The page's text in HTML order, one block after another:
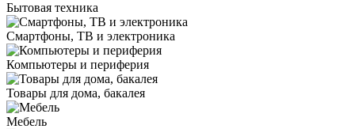
Бытовая техника
Смартфоны, ТВ и электроника
Компьютеры и периферия
Товары для дома, бакалея
Мебель